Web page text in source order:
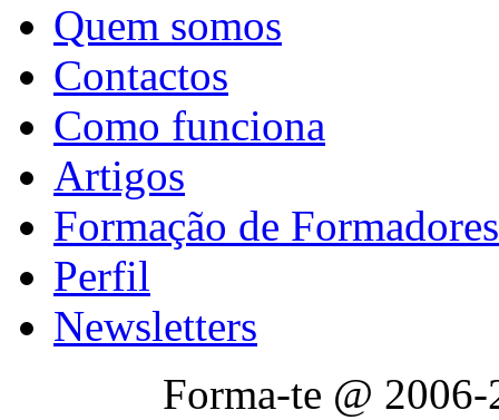
Quem somos
Contactos
Como funciona
Artigos
Formação de Formadores
Perfil
Newsletters
Forma-te @